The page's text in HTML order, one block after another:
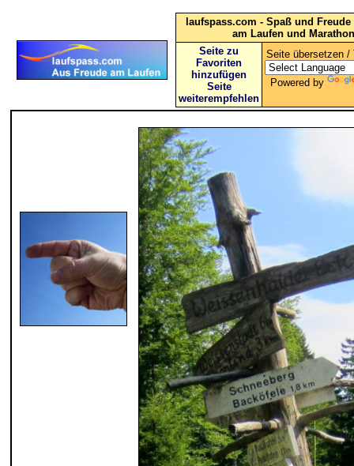
laufspass.com - Spaß und
am Laufen und Marathon
Seite zu
Favoriten
hinzufügen
Seite
weiterempfehlen
Seite übersetzen /
Powered by